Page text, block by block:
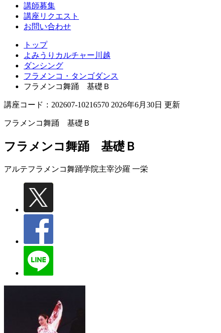
講師募集
講座リクエスト
お問い合わせ
トップ
よみうりカルチャー川越
ダンシング
フラメンコ・タンゴダンス
フラメンコ舞踊 基礎Ｂ
講座コード：202607-10216570 2026年6月30日 更新
フラメンコ舞踊 基礎Ｂ
フラメンコ舞踊 基礎Ｂ
アルテフラメンコ舞踊学院主宰沙羅 一栄